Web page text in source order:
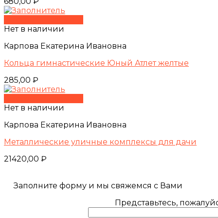
Нет в наличии
Карпова Екатерина Ивановна
Кольца гимнастические Юный Атлет желтые
285,00 ₽
Нет в наличии
Карпова Екатерина Ивановна
Металлические уличные комплексы для дачи
21420,00 ₽
Заполните форму и мы свяжемся с Вами
Представьтесь,